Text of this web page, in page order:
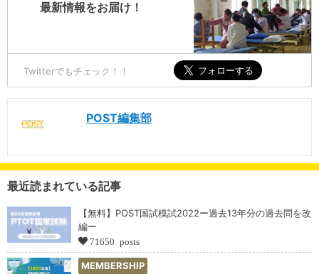
最新情報をお届け！
Twitterでもチェック！！
POST編集部
最近読まれている記事
【無料】POST国試模試2022ー過去13年分の過去問を改
編ー
71650 posts
MEMBERSHIP